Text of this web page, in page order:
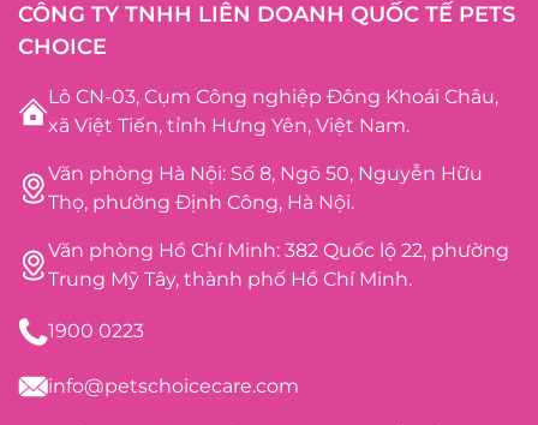
CÔNG TY TNHH LIÊN DOANH QUỐC TẾ PETS
CHOICE
Lô CN-03, Cụm Công nghiệp Đông Khoái Châu,
xã Việt Tiến, tỉnh Hưng Yên, Việt Nam.
Văn phòng Hà Nội: Số 8, Ngõ 50, Nguyễn Hữu
Thọ, phường Định Công, Hà Nội.
Văn phòng Hồ Chí Minh: 382 Quốc lộ 22, phường
Trung Mỹ Tây, thành phố Hồ Chí Minh.
1900 0223
info@petschoicecare.com